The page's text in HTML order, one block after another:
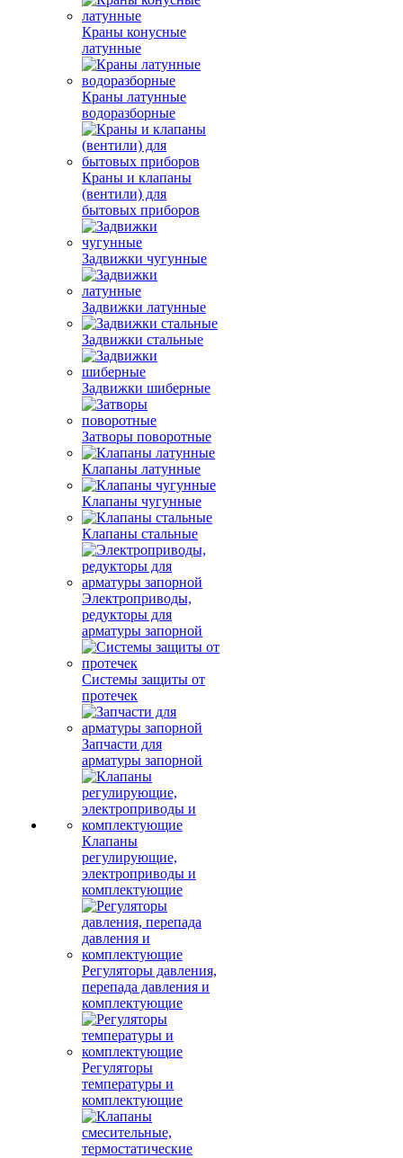
Краны конусные
латунные
Краны латунные
водоразборные
Краны и клапаны
(вентили) для
бытовых приборов
Задвижки чугунные
Задвижки латунные
Задвижки стальные
Задвижки шиберные
Затворы поворотные
Клапаны латунные
Клапаны чугунные
Клапаны стальные
Электроприводы,
редукторы для
арматуры запорной
Системы защиты от
протечек
Запчасти для
арматуры запорной
Клапаны
регулирующие,
электроприводы и
комплектующие
Регуляторы давления,
перепада давления и
комплектующие
Регуляторы
температуры и
комплектующие